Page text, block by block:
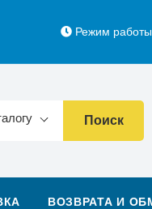
Режим работы
Поиск
ВОЗВРАТА И